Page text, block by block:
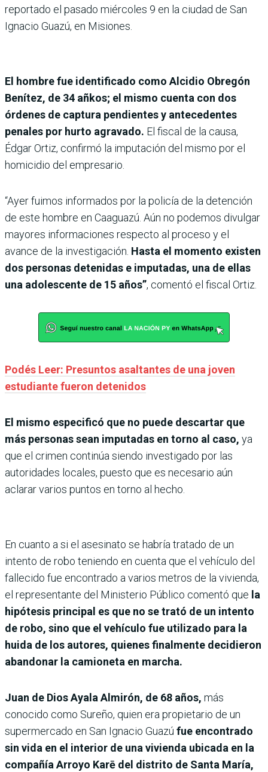
reportado el pasado miércoles 9 en la ciudad de San
Ignacio Guazú, en Misiones.
El hombre fue identificado como Alcidio Obregón
Benítez, de 34 añkos; el mismo cuenta con dos
órdenes de captura pendientes y antecedentes
penales por hurto agravado. El fiscal de la causa,
Édgar Ortiz, confirmó la imputación del mismo por el
homicidio del empresario.
“Ayer fuimos informados por la policía de la detención
de este hombre en Caaguazú. Aún no podemos divulgar
mayores informaciones respecto al proceso y el
avance de la investigación. Hasta el momento existen
dos personas detenidas e imputadas, una de ellas
una adolescente de 15 años”, comentó el fiscal Ortiz.
Podés Leer: Presuntos asaltantes de una joven
estudiante fueron detenidos
El mismo especificó que no puede descartar que
más personas sean imputadas en torno al caso, ya
que el crimen continúa siendo investigado por las
autoridades locales, puesto que es necesario aún
aclarar varios puntos en torno al hecho.
En cuanto a si el asesinato se habría tratado de un
intento de robo teniendo en cuenta que el vehículo del
fallecido fue encontrado a varios metros de la vivienda,
el representante del Ministerio Público comentó que la
hipótesis principal es que no se trató de un intento
de robo, sino que el vehículo fue utilizado para la
huida de los autores, quienes finalmente decidieron
abandonar la camioneta en marcha.
Juan de Dios Ayala Almirón, de 68 años, más
conocido como Sureño, quien era propietario de un
supermercado en San Ignacio Guazú fue encontrado
sin vida en el interior de una vivienda ubicada en la
compañía Arroyo Karē del distrito de Santa María,